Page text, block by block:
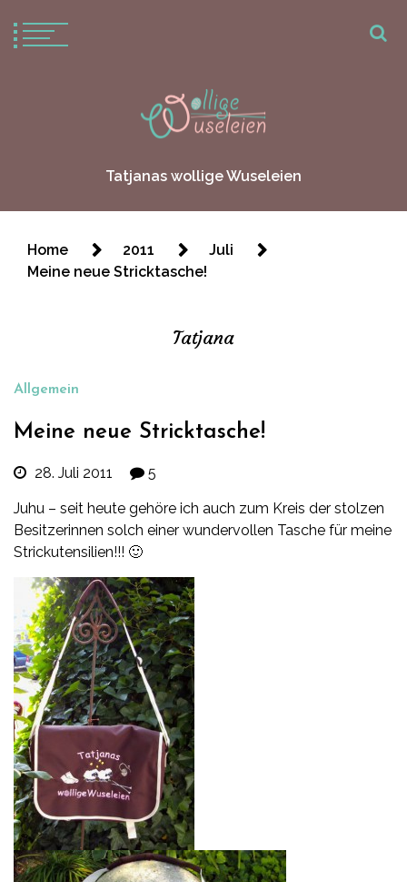
Tatjanas wollige Wuseleien
Home 2011
Juli
Meine neue Stricktasche!
Tatjana
Allgemein
Meine neue Stricktasche!
28. Juli 2011 5
Juhu – seit heute gehöre ich auch zum Kreis der stolzen
Besitzerinnen solch einer wundervollen Tasche für meine
Strickutensilien!!! 🙂